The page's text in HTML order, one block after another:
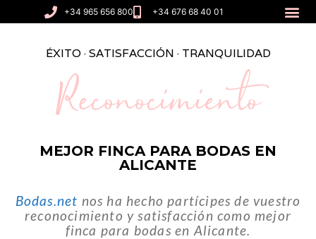
+34 965 656 800 +34 676 68 40 01
ÉXITO · SATISFACCIÓN · TRANQUILIDAD
Reconocimiento
MEJOR FINCA PARA BODAS EN
ALICANTE
Bodas.net nos ha hecho partícipes de vuestro
reconocimiento y satisfacción como mejor
finca para bodas en Alicante.